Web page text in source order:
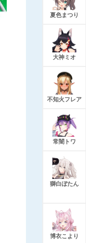
夏色まつり
大神ミオ
不知火フレア
常闇トワ
獅白ぼたん
博衣こより